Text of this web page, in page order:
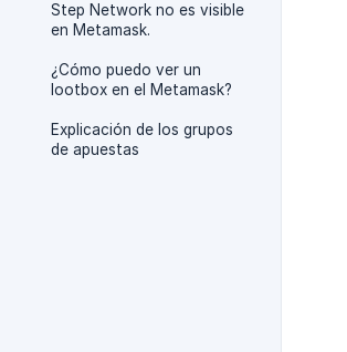
Step Network no es visible
en Metamask.
¿Cómo puedo ver un
lootbox en el Metamask?
Explicación de los grupos
de apuestas